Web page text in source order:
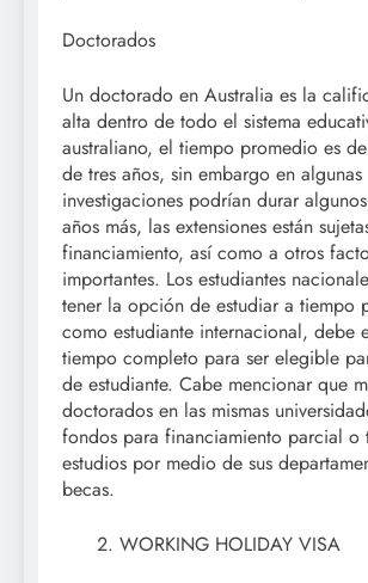
Doctorados
Un doctorado en Australia es la
alta dentro de todo el sistema
australiano, el tiempo promedio es
de tres años, sin embargo en algunas
investigaciones podrían durar
años más, las extensiones están
financiamiento, así como a otros
importantes. Los estudiantes
tener la opción de estudiar a tiempo
como estudiante internacional, debe
tiempo completo para ser elegible
de estudiante. Cabe mencionar que
doctorados en las mismas
fondos para financiamiento parcial o
estudios por medio de sus
becas.
WORKING HOLIDAY VISA